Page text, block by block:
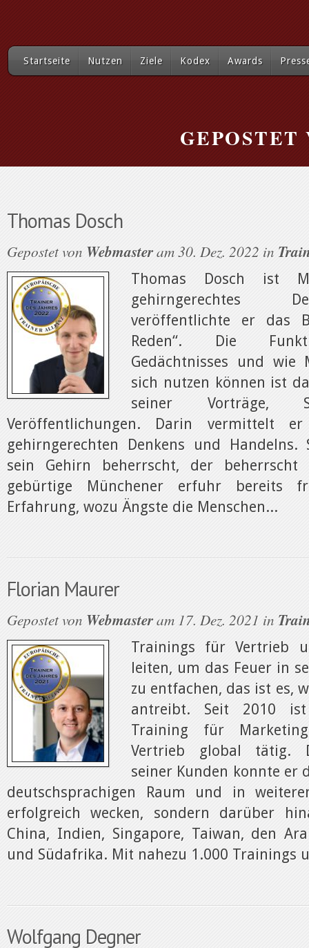
Startseite Nutzen Ziele Kodex Awards
GEPOSTET
Thomas Dosch
Gepostet von Webmasteram 30. Dez. 2022 in
Thomas Dosch ist
gehirngerechtes
veröffentlichte er das
Reden“. Die
Gedächtnisses und wie
sich nutzen können ist
seiner Vorträge,
Veröffentlichungen. Darin vermittelt
gehirngerechten Denkens und Handelns.
sein Gehirn beherrscht, der beherrscht
gebürtige Münchener erfuhr bereits
Erfahrung, wozu Ängste die Menschen...
Florian Maurer
Gepostet von Webmasteram 17. Dez. 2021 in
Trainings für Vertrieb
leiten, um das Feuer in
zu entfachen, das ist es,
antreibt. Seit 2010
Training für
Vertrieb global tätig.
seiner Kunden konnte er
deutschsprachigen Raum und in
erfolgreich wecken, sondern darüber
China, Indien, Singapore, Taiwan, den
und Südafrika. Mit nahezu 1.000 Trainings
Wolfgang Degner